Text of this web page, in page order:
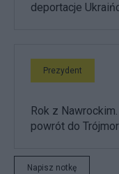
deportacje
Prezydent
Rok z
powrót do
Napisz notkę